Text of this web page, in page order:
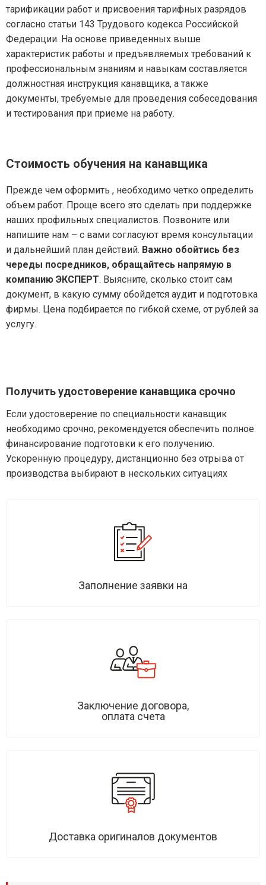
тарификации работ и присвоения тарифных разрядов
согласно статьи 143 Трудового кодекса Российской
Федерации. На основе приведенных выше
характеристик работы и предъявляемых требований к
профессиональным знаниям и навыкам составляется
должностная инструкция канавщика, а также
документы, требуемые для проведения собеседования
и тестирования при приеме на работу.
Стоимость обучения на канавщика
Прежде чем оформить , необходимо четко определить
объем работ. Проще всего это сделать при поддержке
наших профильных специалистов. Позвоните или
напишите нам – с вами согласуют время консультации
и дальнейший план действий. Важно обойтись без
череды посредников, обращайтесь напрямую в
компанию ЭКСПЕРТ. Выясните, сколько стоит сам
документ, в какую сумму обойдется аудит и подготовка
фирмы. Цена подбирается по гибкой схеме, от рублей за
услугу.
Получить удостоверение канавщика срочно
Если удостоверение по специальности канавщик
необходимо срочно, рекомендуется обеспечить полное
финансирование подготовки к его получению.
Ускоренную процедуру, дистанционно без отрыва от
производства выбирают в нескольких ситуациях
Заполнение заявки на
Заключение договора,
оплата счета
Доставка оригиналов документов